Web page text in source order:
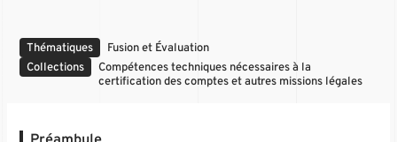
Thématiques
Fusion et Évaluation
Collections
Compétences techniques nécessaires à la
certification des comptes et autres missions légales